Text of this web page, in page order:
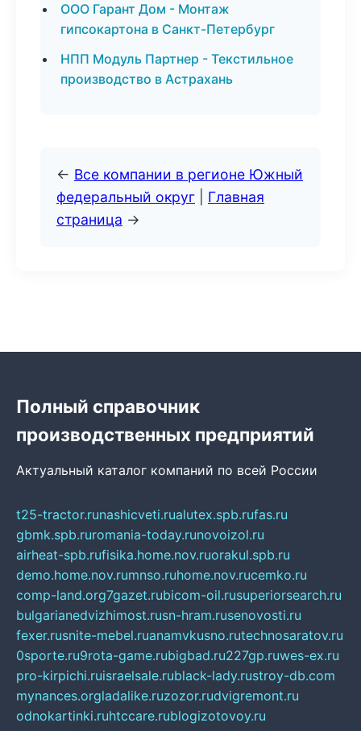
ООО Гарант Дом - Монтаж
гипсокартона в Санкт-Петербург
НПП Модуль Партнер - Текстильное
производство в Астрахань
← Все компании в регионе Южный
федеральный округ
Главная
страница →
Полный справочник
производственных предприятий
Актуальный каталог компаний по всей России
t25-tractor.runashicveti.rualutex.spb.rufas.ru
gbmk.spb.ruromania-today.runovoizol.ru
airheat-spb.rufisika.home.nov.ruorakul.spb.ru
demo.home.nov.rumnso.ruhome.nov.rucemko.ru
comp-land.org7gazet.rubicom-oil.rusuperiorsearch.ru
bulgarianedvizhimost.rusn-hram.rusenovosti.ru
fexer.rusnite-mebel.ruanamvkusno.rutechnosaratov.ru
0sporte.ru9rota-game.rubigbad.ru227gp.ruwes-ex.ru
pro-kirpichi.ruisraelsale.rublack-lady.rustroy-db.com
mynances.orgladalike.ruzozor.rudvigremont.ru
odnokartinki.ruhtccare.rublogizotovoy.ru